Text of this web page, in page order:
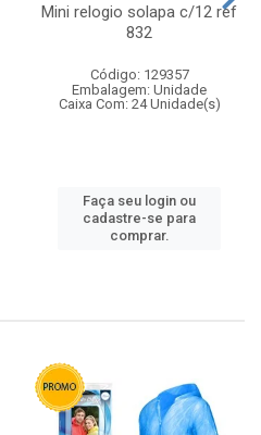
Mini relogio solapa c/12 ref
832
Código: 129357
Embalagem: Unidade
Caixa Com: 24 Unidade(s)
Faça seu login ou
cadastre-se para
comprar.